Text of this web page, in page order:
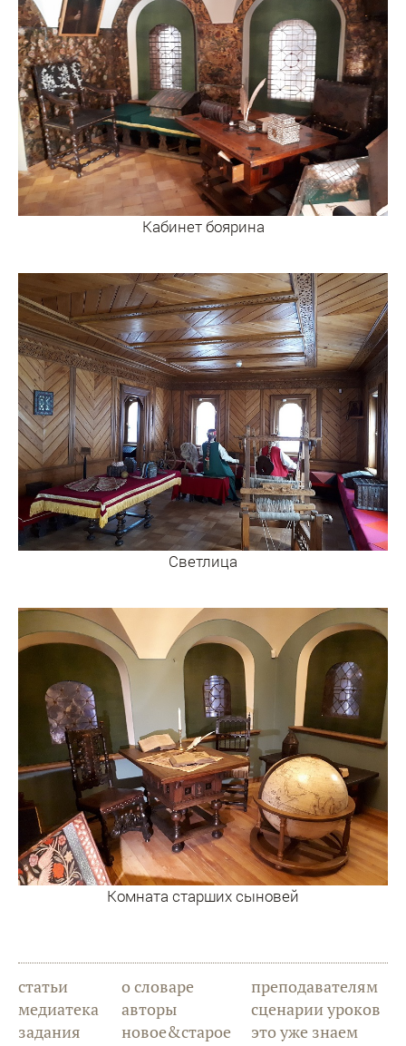
Кабинет боярина
Светлица
Комната старших сыновей
статьи
медиатека
задания
о словаре
авторы
новое&старое
преподавателям
сценарии уроков
это уже знаем